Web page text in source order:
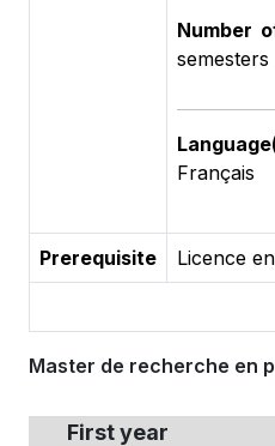
Number
semesters
Français
Prerequisite Licence
Master de recherche en
First year